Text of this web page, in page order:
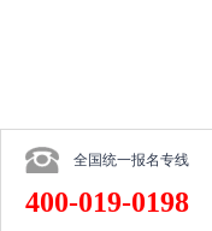
全国统一报名专线
400-019-0198